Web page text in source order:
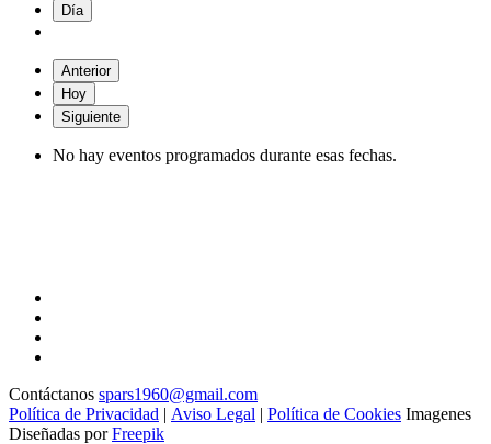
Día
Anterior
Hoy
Siguiente
No hay eventos programados durante esas fechas.
Contáctanos spars1960@gmail.com
Política de Privacidad | Aviso Legal | Política de Cookies Imagenes
Diseñadas porFreepik